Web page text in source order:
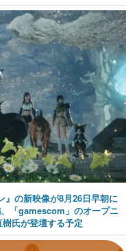
』の新映像が8月26日早朝に
「gamescom」のオープニ
氏が登壇する予定